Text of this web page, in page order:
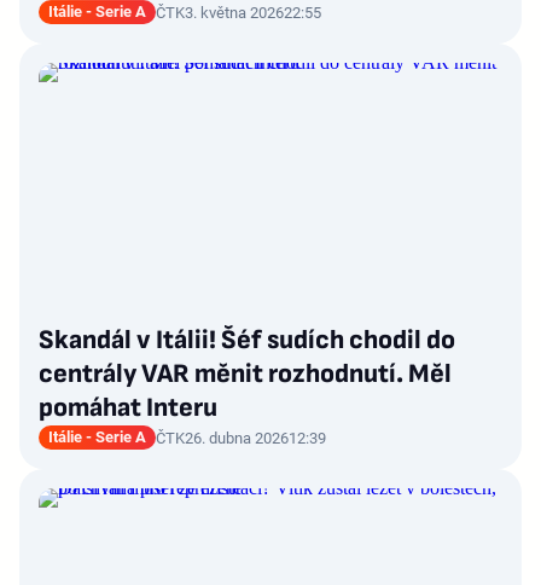
Itálie - Serie A ČTK3. května 202622:55
Skandál v Itálii! Šéf sudích chodil do
centrály VAR měnit rozhodnutí. Měl
pomáhat Interu
Itálie - Serie A ČTK26. dubna 202612:39